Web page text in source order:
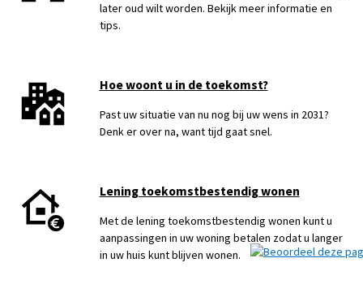
later oud wilt worden. Bekijk meer informatie en
tips.
Hoe woont u in de toekomst?
Past uw situatie van nu nog bij uw wens in 2031?
Denk er over na, want tijd gaat snel.
Lening toekomstbestendig wonen
Met de lening toekomstbestendig wonen kunt u
aanpassingen in uw woning betalen zodat u langer
in uw huis kunt blijven wonen.